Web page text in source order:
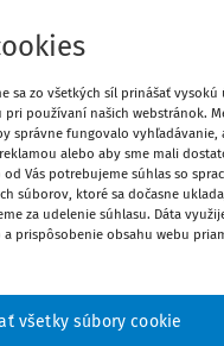
Prihláste sa
sa zo všetkých síl prinášať vysokú
používaní našich webstránok.
správne fungovalo vyhľadávanie,
alebo aby sme mali
Vás potrebujeme súhlas so
súborov, ktoré sa dočasne
za udelenie súhlasu. Dáta
a prispôsobenie obsahu webu
všetky súbory cookie